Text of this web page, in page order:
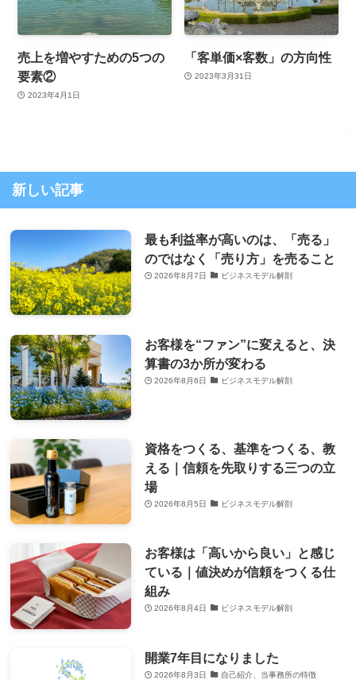
売上を増やすための5つの
要素②
2023年4月1日
「客単価×客数」の方向性
2023年3月31日
新しい記事
最も利益率が高いのは、「売る」
のではなく「売り方」を売ること
2026年8月7日 ビジネスモデル解剖
お客様を“ファン”に変えると、決
算書の3か所が変わる
2026年8月6日 ビジネスモデル解剖
資格をつくる、基準をつくる、教
える｜信頼を先取りする三つの立
場
2026年8月5日 ビジネスモデル解剖
お客様は「高いから良い」と感じ
ている｜値決めが信頼をつくる仕
組み
2026年8月4日 ビジネスモデル解剖
開業7年目になりました
2026年8月3日 自己紹介、当事務所の特徴